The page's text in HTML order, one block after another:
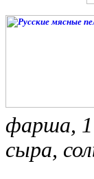
фарша, 1
сыра,